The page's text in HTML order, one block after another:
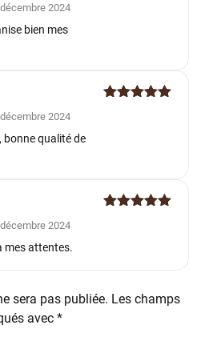
2024
bien mes
2024
qualité de
2024
mes attentes.
sera pas publiée. Les champs
avec *